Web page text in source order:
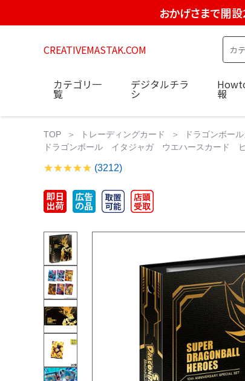
おかげさまで開
CREATIVEMASTAK.COM
カテゴリ一
覧
デジタルチラ
シ 報
TOP トレーディングカード
ドラゴンボー
ドラゴンボール イタジャガ ウエハースカード ヒ
(3212)